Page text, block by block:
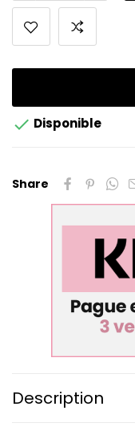
 Disponible
Share
Description